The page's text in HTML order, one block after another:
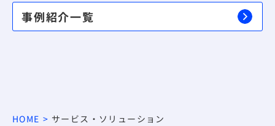
事例紹介一覧
HOME サービス・ソリューション